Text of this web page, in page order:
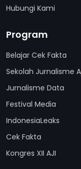
Hubungi Kami
Program
Belajar Cek Fakta
Sekolah Jurnalisme
Jurnalisme Data
Festival Media
IndonesiaLeaks
Cek Fakta
Kongres XII AJI